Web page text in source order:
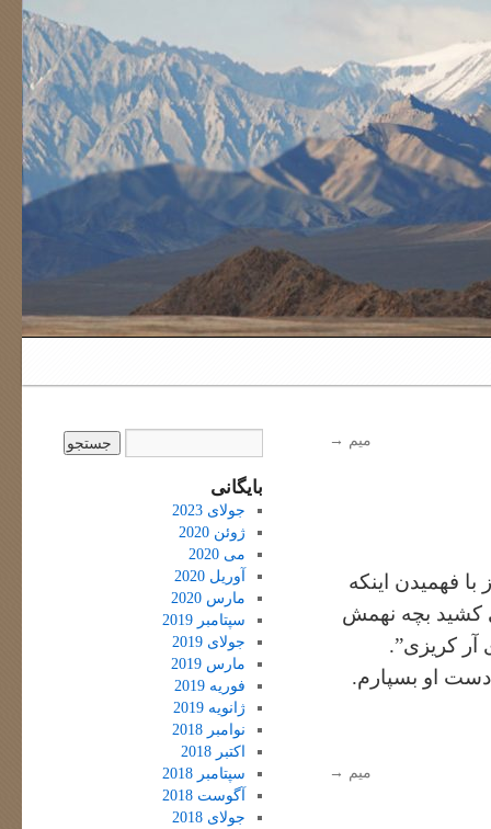
میم →
فهمیدن اینکه
کشید بچه نهمش
آر کریزی”.
دست او بسپارم.
میم →
بایگانی
جولای 2023
ژوئن 2020
می 2020
آوریل 2020
مارس 2020
سپتامبر 2019
جولای 2019
مارس 2019
فوریه 2019
ژانویه 2019
نوامبر 2018
اکتبر 2018
سپتامبر 2018
آگوست 2018
جولای 2018